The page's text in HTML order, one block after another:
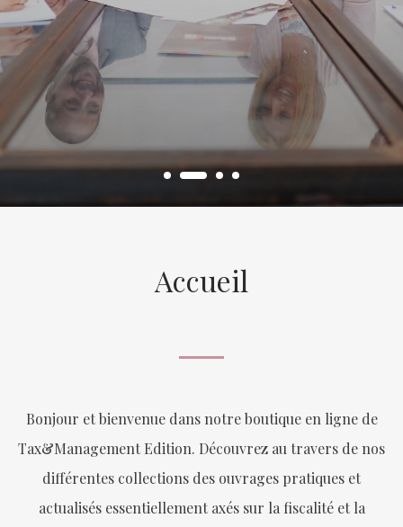
Accueil
Bonjour et bienvenue dans notre boutique en ligne de
Tax&Management Edition. Découvrez au travers de nos
différentes collections des ouvrages pratiques et
actualisés essentiellement axés sur la fiscalité et la